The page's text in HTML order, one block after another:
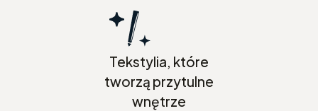
Tekstylia, które
tworzą przytulne
wnętrze